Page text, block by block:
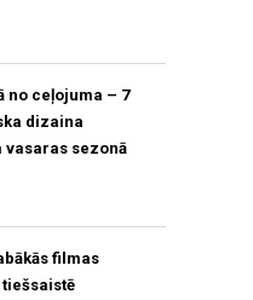
no ceļojuma – 7
dizaina
sezonā
filmas